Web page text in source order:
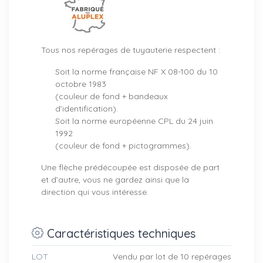
Tous nos repérages de tuyauterie respectent :
Soit la norme française NF X 08-100 du 10
octobre 1983
(couleur de fond + bandeaux
d’identification).
Soit la norme européenne CPL du 24 juin
1992
(couleur de fond + pictogrammes).
Une flèche prédécoupée est disposée de part
et d’autre, vous ne gardez ainsi que la
direction qui vous intéresse.
Caractéristiques techniques
LOT Vendu par lot de 10 repérages